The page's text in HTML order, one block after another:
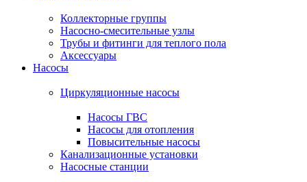
Коллекторные группы
Насосно-смесительные узлы
Трубы и фитинги для теплого пола
Аксессуары
Насосы
Циркуляционные насосы
Насосы ГВС
Насосы для отопления
Повысительные насосы
Канализационные установки
Насосные станции